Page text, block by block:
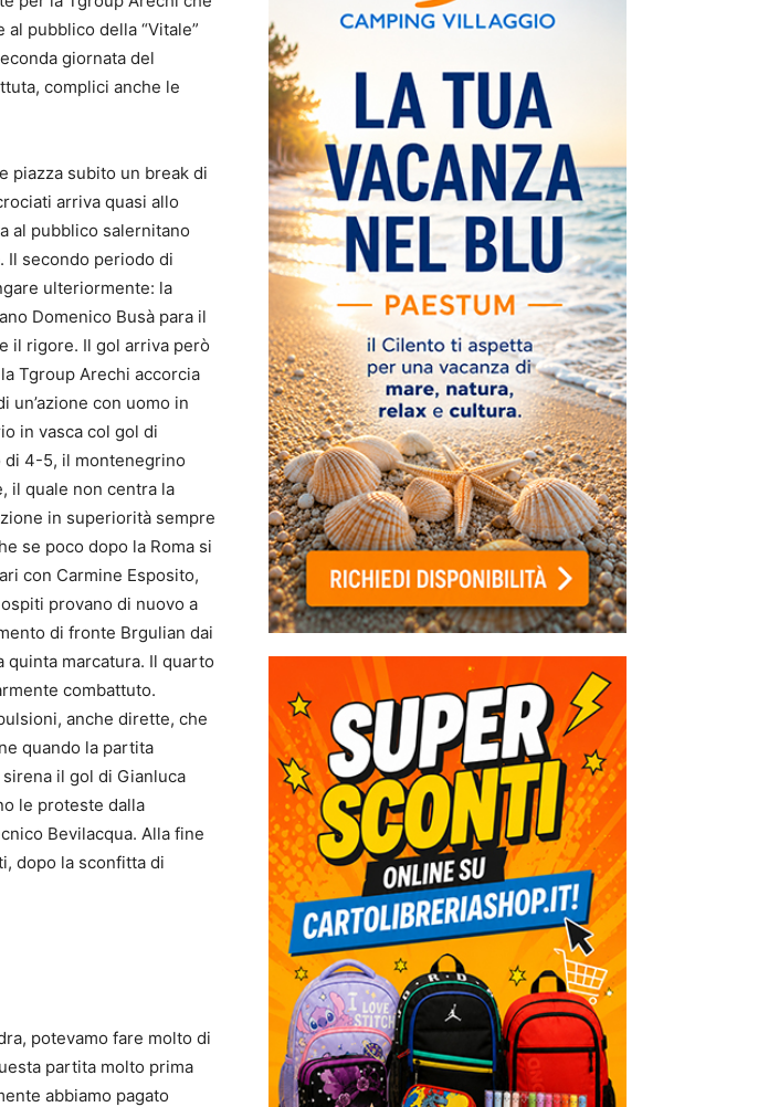
pubblico della “Vitale”
giornata del
complici anche le
piazza subito un break di
arriva quasi allo
al pubblico salernitano
Il secondo periodo di
ulteriormente: la
Domenico Busà para il
il rigore. Il gol arriva però
Tgroup Arechi accorcia
un’azione con uomo in
in vasca col gol di
di 4-5, il montenegrino
il quale non centra la
in superiorità sempre
se poco dopo la Roma si
con Carmine Esposito,
provano di nuovo a
di fronte Brgulian dai
marcatura. Il quarto
combattuto.
anche dirette, che
quando la partita
il gol di Gianluca
le proteste dalla
Bevilacqua. Alla fine
dopo la sconfitta di
potevamo fare molto di
partita molto prima
abbiamo pagato